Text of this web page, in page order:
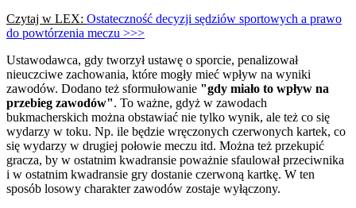
Czytaj w LEX: Ostateczność decyzji sędziów sportowych a prawo
do powtórzenia meczu >>>
Ustawodawca, gdy tworzył ustawę o sporcie, penalizował
nieuczciwe zachowania, które mogły mieć wpływ na wyniki
zawodów. Dodano też sformułowanie "gdy miało to wpływ na
przebieg zawodów". To ważne, gdyż w zawodach
bukmacherskich można obstawiać nie tylko wynik, ale też co się
wydarzy w toku. Np. ile będzie wręczonych czerwonych kartek, co
się wydarzy w drugiej połowie meczu itd. Można też przekupić
gracza, by w ostatnim kwadransie poważnie sfaulował przeciwnika
i w ostatnim kwadransie gry dostanie czerwoną kartkę. W ten
sposób losowy charakter zawodów zostaje wyłączony.